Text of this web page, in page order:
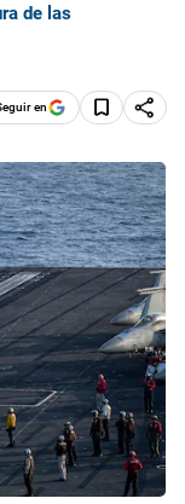
de las
en